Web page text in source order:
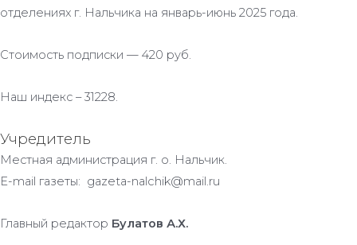
отделениях г. Нальчика на январь-июнь 2025 года.
Стоимость подписки — 420 руб.
Наш индекс – 31228.
Учредитель
Местная администрация г. о. Нальчик.
E-mail газеты: gazeta-nalchik@mail.ru
Главный редактор Булатов А.Х.